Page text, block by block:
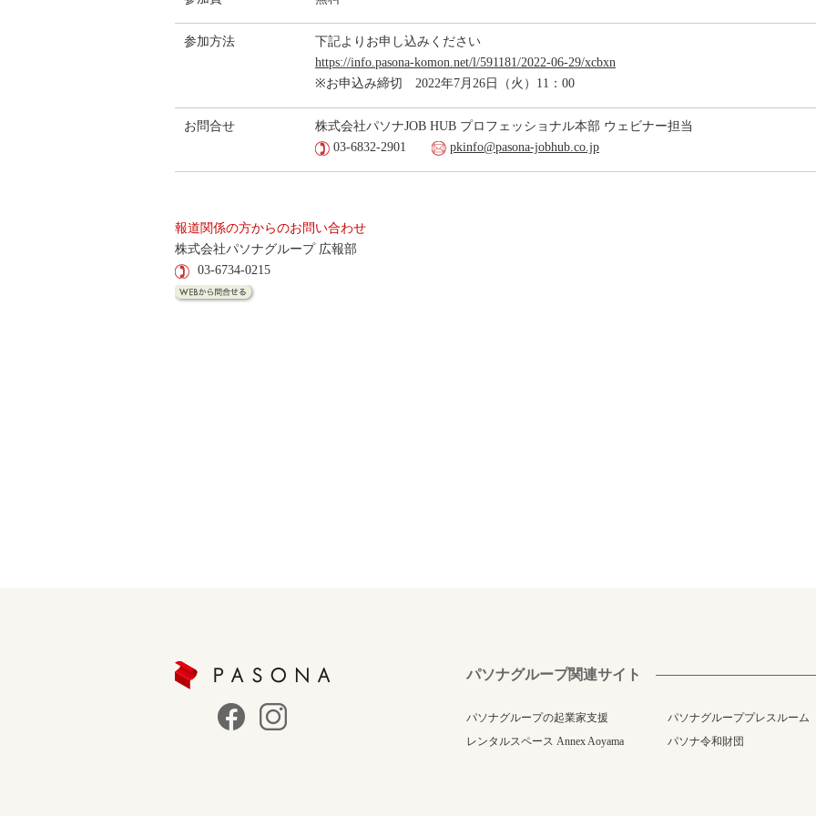
参加方法
下記よりお申し込みください
https://info.pasona-komon.net/l/591181/2022-06-29/xcbxn
※お申込み締切 2022年7月26日（火）11：00
お問合せ
株式会社パソナJOB HUB プロフェッショナル本部 ウェビナー担当
03-6832-2901
pkinfo@pasona-jobhub.co.jp
報道関係の方からのお問い合わせ
株式会社パソナグループ 広報部
03-6734-0215
パソナグループ関連サイト
パソナグループの起業家支援 パソナグループプレスルーム
レンタルスペース Annex Aoyama
パソナ令和財団